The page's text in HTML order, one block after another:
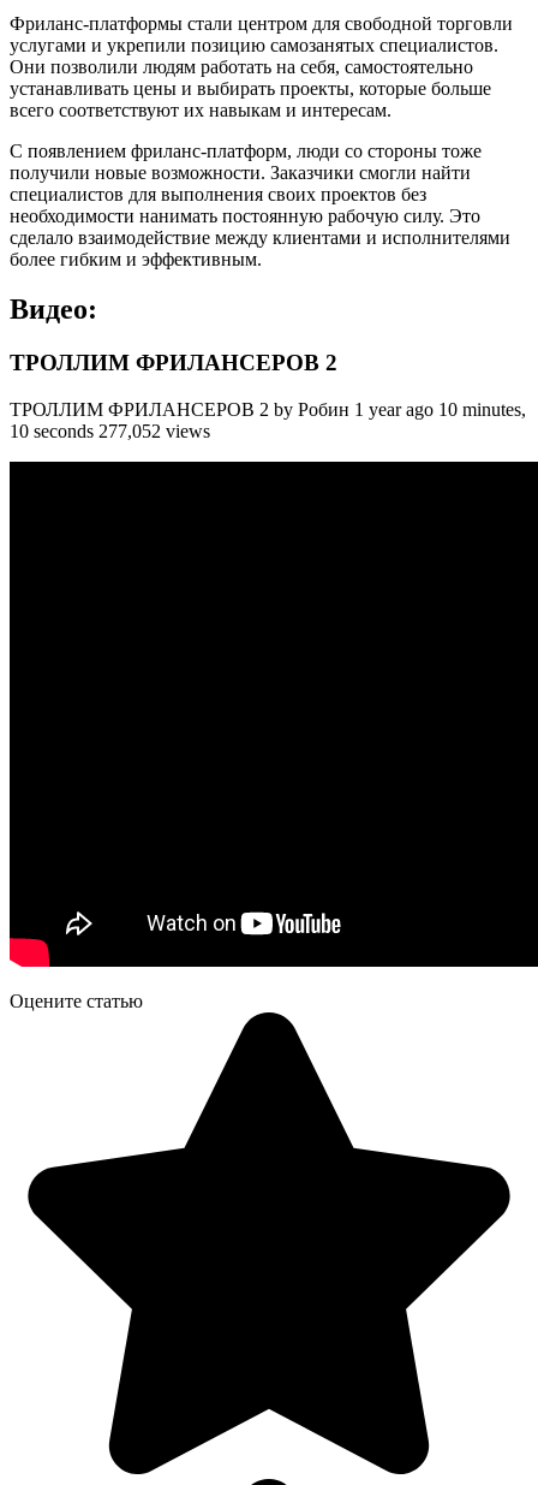
Фриланс-платформы стали центром для свободной торговли
услугами и укрепили позицию самозанятых специалистов.
Они позволили людям работать на себя, самостоятельно
устанавливать цены и выбирать проекты, которые больше
всего соответствуют их навыкам и интересам.
С появлением фриланс-платформ, люди со стороны тоже
получили новые возможности. Заказчики смогли найти
специалистов для выполнения своих проектов без
необходимости нанимать постоянную рабочую силу. Это
сделало взаимодействие между клиентами и исполнителями
более гибким и эффективным.
Видео:
ТРОЛЛИМ ФРИЛАНСЕРОВ 2
ТРОЛЛИМ ФРИЛАНСЕРОВ 2 by Робин 1 year ago 10 minutes,
10 seconds 277,052 views
Оцените статью